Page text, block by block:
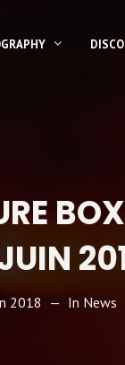
2018 In News